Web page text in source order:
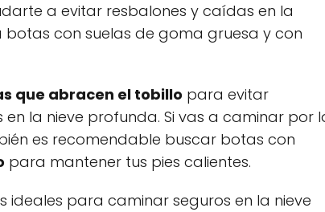
a evitar resbalones y caídas en la
botas con suelas de goma gruesa y con
que abracen el tobillo para evitar
en la nieve profunda. Si vas a caminar por
es recomendable buscar botas con
para mantener tus pies calientes.
ideales para caminar seguros en la nieve